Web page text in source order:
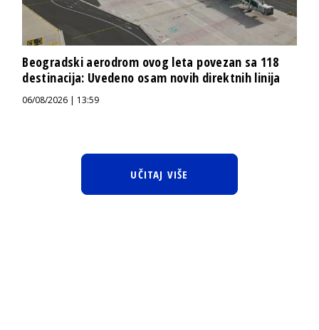
Beogradski aerodrom ovog leta povezan sa 118
destinacija: Uvedeno osam novih direktnih linija
06/08/2026 | 13:59
UČITAJ VIŠE